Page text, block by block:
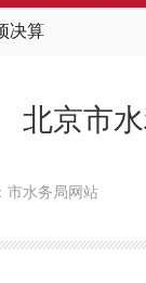
决算
北京市
市水务局网站